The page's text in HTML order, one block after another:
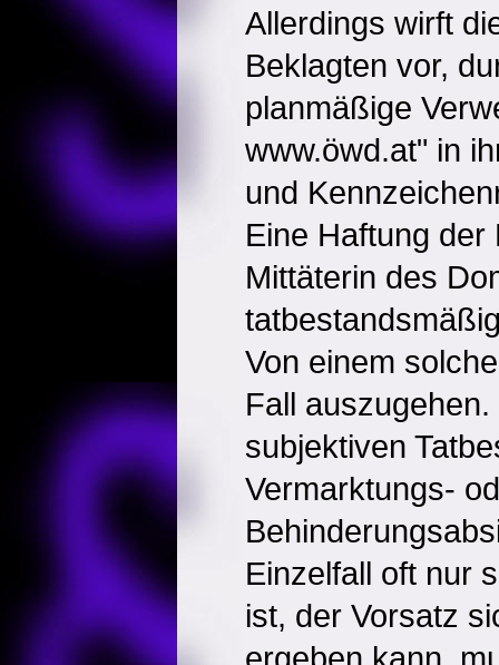
Allerdings wirft
Beklagten vor,
planmäßige
www.öwd.at" in
und
Eine Haftung der
Mittäterin des
Von einem
Fall
subjektiven
Vermarktungs-
Einzelfall oft nur
ist, der Vorsatz